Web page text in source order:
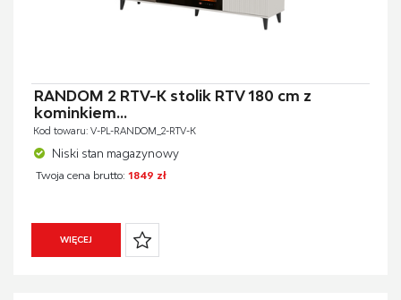
RANDOM 2 RTV-K stolik RTV 180 cm z
kominkiem...
Kod towaru: V-PL-RANDOM_2-RTV-K
Niski stan magazynowy
Twoja cena brutto: 1849 zł
WIĘCEJ